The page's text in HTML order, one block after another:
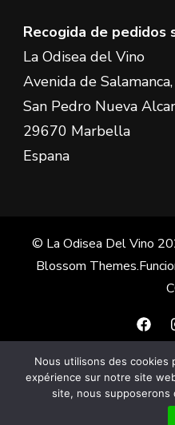
Recogida de pedidos
La Odisea del Vino
Avenida de
San Pedro Nueva
29670 Marbella
Espana
© La Odisea Del Vino
Blossom Themes
Français(
Nous utilisons des cookies
expérience sur notre site
site, nous supposerons